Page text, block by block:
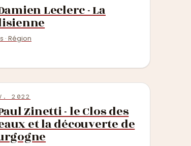
Leclerc - La
· Région
2022
Zinetti - le Clos des
et la découverte de